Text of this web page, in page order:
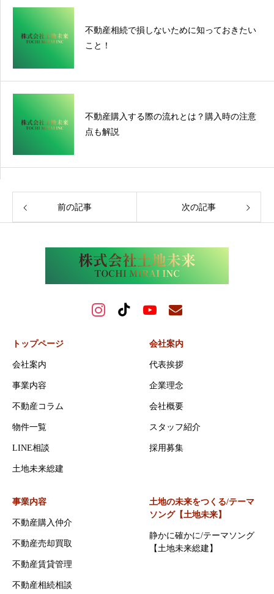
不動産相続で損しないために知っておきたい
こと！
不動産購入する際の流れとは？購入時の注意
点も解説
前の記事 次の記事
トップページ
会社案内
事業内容
不動産コラム
物件一覧
LINE相談
土地未来総建
会社案内
代表挨拶
企業理念
会社概要
スタッフ紹介
採用募集
事業内容
不動産購入仲介
不動産売却買取
不動産賃貸管理
不動産相続相談
土地の未来をつくる/テーマ
ソング【土地未来】
静かに確かに/テーマソング
【土地未来総建】